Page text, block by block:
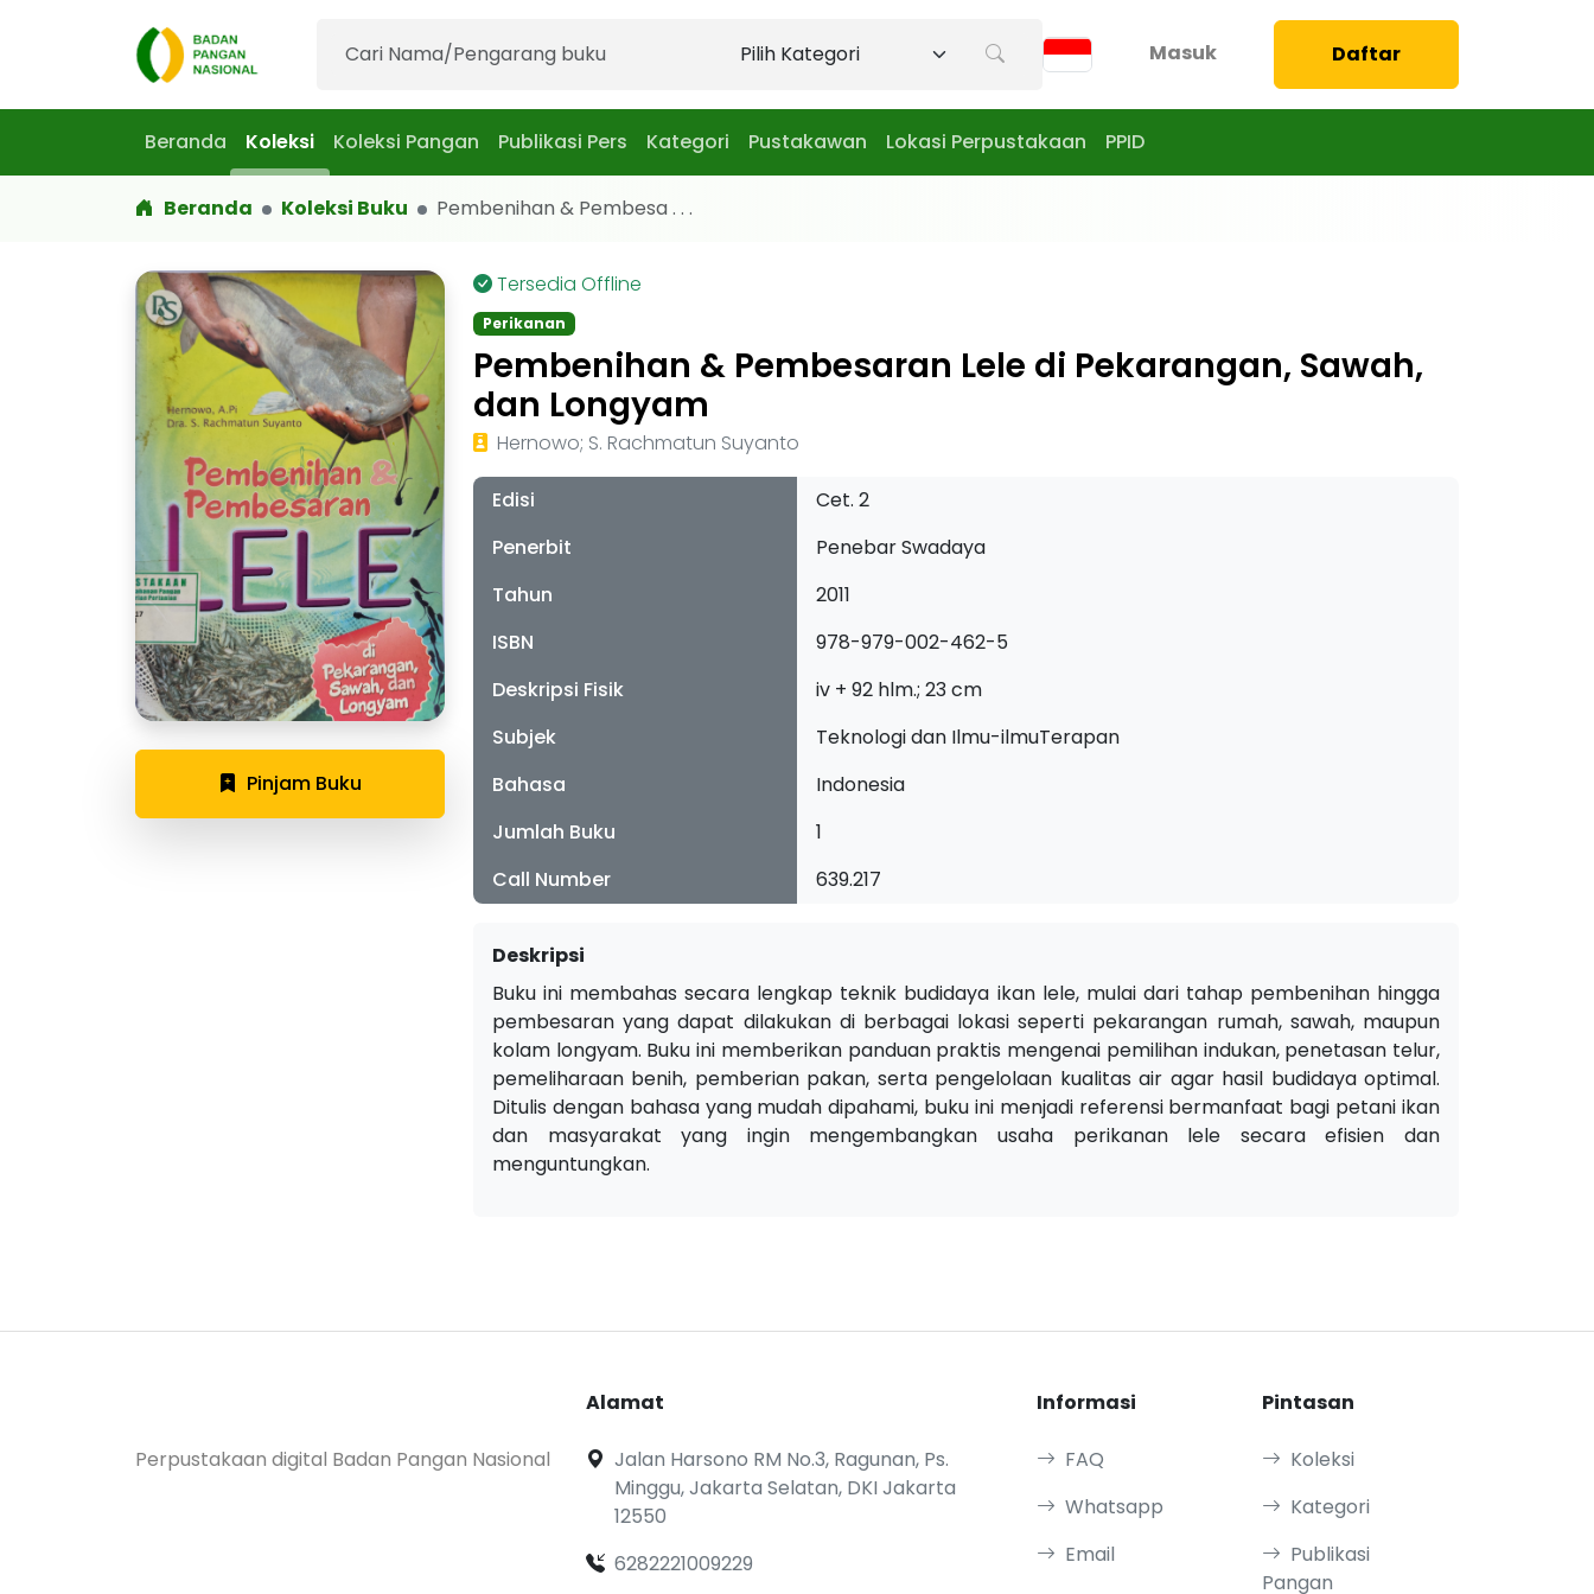
Masuk Daftar
Beranda Koleksi Koleksi Pangan Publikasi Pers Kategori Pustakawan Lokasi Perpustakaan PPID
Beranda Koleksi Buku Pembenihan & Pembesa . . .
Pinjam Buku
Tersedia Offline
Perikanan
Pembenihan & Pembesaran Lele di Pekarangan, Sawah,
dan Longyam
Hernowo; S. Rachmatun Suyanto
Edisi
Cet. 2
Penerbit
Penebar Swadaya
Tahun
2011
ISBN
978-979-002-462-5
Deskripsi Fisik
iv + 92 hlm.; 23 cm
Subjek
Teknologi dan Ilmu-ilmuTerapan
Bahasa
Indonesia
Jumlah Buku
1
Call Number
639.217
Deskripsi
Buku ini membahas secara lengkap teknik budidaya ikan lele, mulai dari tahap pembenihan hingga
pembesaran yang dapat dilakukan di berbagai lokasi seperti pekarangan rumah, sawah, maupun
kolam longyam. Buku ini memberikan panduan praktis mengenai pemilihan indukan, penetasan telur,
pemeliharaan benih, pemberian pakan, serta pengelolaan kualitas air agar hasil budidaya optimal.
Ditulis dengan bahasa yang mudah dipahami, buku ini menjadi referensi bermanfaat bagi petani ikan
dan masyarakat yang ingin mengembangkan usaha perikanan lele secara efisien dan
menguntungkan.
Perpustakaan digital Badan Pangan Nasional
Alamat
Jalan Harsono RM No.3, Ragunan, Ps.
Minggu, Jakarta Selatan, DKI Jakarta
12550
6282221009229
Informasi
FAQ
Whatsapp
Email
Pintasan
Koleksi
Kategori
Publikasi
Pangan